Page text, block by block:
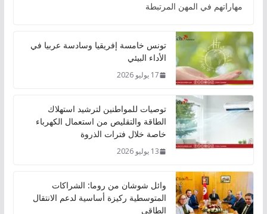
مهاراتهم في المهن المرتبطة
تونس خامسة إفريقيا وسادسة عربيا في
الأداء البيئي
17 يوليو 2026
توصيات للمواطنين لترشيد استهلاك
الطاقة والتقليص من استعمال الكهرباء
خاصة خلال فترات الذروة
13 يوليو 2026
وائل شوشان من روما: الشراكات
المتوسطية ركيزة أساسية لدعم الانتقال
الطاقي